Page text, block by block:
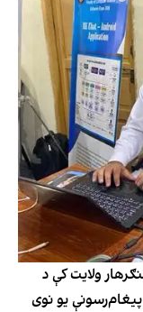
ولایت کې د
یو نوی